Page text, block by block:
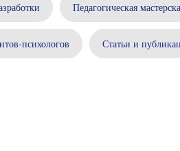
Педагогическая
психологов Статьи и